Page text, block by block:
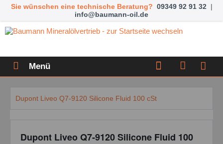
Sie wünschen eine technische Beratung? 09349 92 91 32 |
info@baumann-oil.de
Menü
Dupont Liveo Q7-9120 Silicone Fluid 100 cSt
Dupont Liveo Q7-9120 Silicone Fluid 100